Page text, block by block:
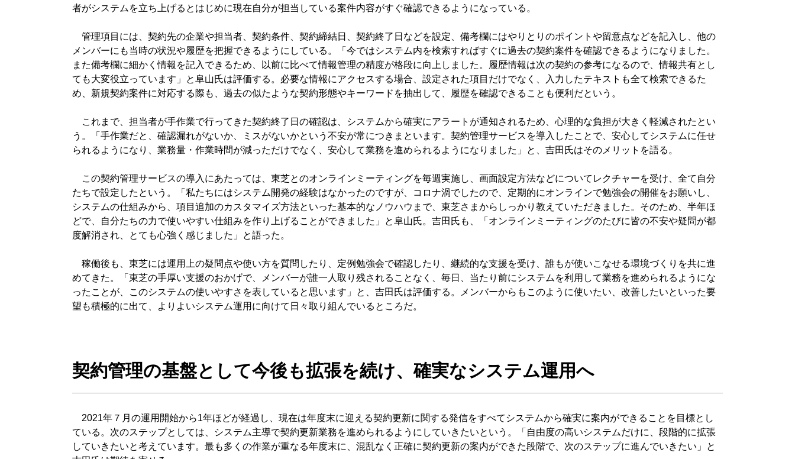
者がシステムを立ち上げるとはじめに現在自分が担当している案件内容がすぐ確認できるようになっている。
管理項目には、契約先の企業や担当者、契約条件、契約締結日、契約終了日などを設定、備考欄にはやりとりのポイントや留意点などを記入し、他の
メンバーにも当時の状況や履歴を把握できるようにしている。「今ではシステム内を検索すればすぐに過去の契約案件を確認できるようになりました。
また備考欄に細かく情報を記入できるため、以前に比べて情報管理の精度が格段に向上しました。履歴情報は次の契約の参考になるので、情報共有とし
ても大変役立っています」と阜山氏は評価する。必要な情報にアクセスする場合、設定された項目だけでなく、入力したテキストも全て検索できるた
め、新規契約案件に対応する際も、過去の似たような契約形態やキーワードを抽出して、履歴を確認できることも便利だという。
これまで、担当者が手作業で行ってきた契約終了日の確認は、システムから確実にアラートが通知されるため、心理的な負担が大きく軽減されたとい
う。「手作業だと、確認漏れがないか、ミスがないかという不安が常につきまといます。契約管理サービスを導入したことで、安心してシステムに任せ
られるようになり、業務量・作業時間が減っただけでなく、安心して業務を進められるようになりました」と、吉田氏はそのメリットを語る。
この契約管理サービスの導入にあたっては、東芝とのオンラインミーティングを毎週実施し、画面設定方法などについてレクチャーを受け、全て自分
たちで設定したという。「私たちにはシステム開発の経験はなかったのですが、コロナ渦でしたので、定期的にオンラインで勉強会の開催をお願いし、
システムの仕組みから、項目追加のカスタマイズ方法といった基本的なノウハウまで、東芝さまからしっかり教えていただきました。そのため、半年ほ
どで、自分たちの力で使いやすい仕組みを作り上げることができました」と阜山氏。吉田氏も、「オンラインミーティングのたびに皆の不安や疑問が都
度解消され、とても心強く感じました」と語った。
稼働後も、東芝には運用上の疑問点や使い方を質問したり、定例勉強会で確認したり、継続的な支援を受け、誰もが使いこなせる環境づくりを共に進
めてきた。「東芝の手厚い支援のおかげで、メンバーが誰一人取り残されることなく、毎日、当たり前にシステムを利用して業務を進められるようにな
ったことが、このシステムの使いやすさを表していると思います」と、吉田氏は評価する。メンバーからもこのように使いたい、改善したいといった要
望も積極的に出て、よりよいシステム運用に向けて日々取り組んでいるところだ。
契約管理の基盤として今後も拡張を続け、確実なシステム運用へ
2021年７月の運用開始から1年ほどが経過し、現在は年度末に迎える契約更新に関する発信をすべてシステムから確実に案内ができることを目標とし
ている。次のステップとしては、システム主導で契約更新業務を進められるようにしていきたいという。「自由度の高いシステムだけに、段階的に拡張
していきたいと考えています。最も多くの作業が重なる年度末に、混乱なく正確に契約更新の案内ができた段階で、次のステップに進んでいきたい」と